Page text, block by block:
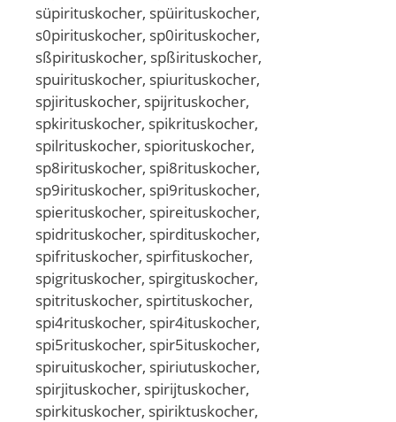
süpirituskocher, spüirituskocher,
s0pirituskocher, sp0irituskocher,
sßpirituskocher, spßirituskocher,
spuirituskocher, spiurituskocher,
spjirituskocher, spijrituskocher,
spkirituskocher, spikrituskocher,
spilrituskocher, spiorituskocher,
sp8irituskocher, spi8rituskocher,
sp9irituskocher, spi9rituskocher,
spierituskocher, spireituskocher,
spidrituskocher, spirdituskocher,
spifrituskocher, spirfituskocher,
spigrituskocher, spirgituskocher,
spitrituskocher, spirtituskocher,
spi4rituskocher, spir4ituskocher,
spi5rituskocher, spir5ituskocher,
spiruituskocher, spiriutuskocher,
spirjituskocher, spirijtuskocher,
spirkituskocher, spiriktuskocher,